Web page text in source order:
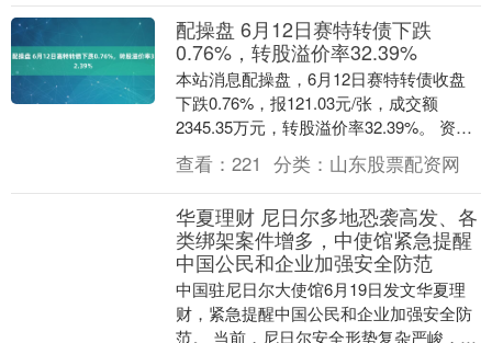
配操盘 6月12日赛特转债下跌
0.76%，转股溢价率32.39%
本站消息配操盘，6月12日赛特转债收盘
下跌0.76%，报121.03元/张，成交额
2345.35万元，转股溢价率32.39%。 资料
显示，赛特转债信用级别为“A....
查看： 221 分类： 山东股票配资网
华夏理财 尼日尔多地恐袭高发、各
类绑架案件增多，中使馆紧急提醒
中国公民和企业加强安全防范
中国驻尼日尔大使馆6月19日发文华夏理
财，紧急提醒中国公民和企业加强安全防
范。 当前，尼日尔安全形势复杂严峻，多